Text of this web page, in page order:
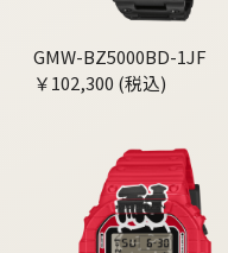
GMW-BZ5000BD-1JF
￥102,300 (税込)